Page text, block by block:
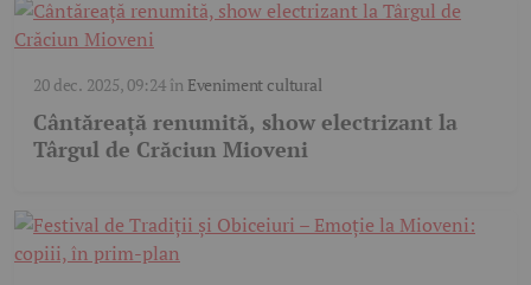
20 dec. 2025, 09:24în Eveniment cultural
Cântăreață renumită, show electrizant la
Târgul de Crăciun Mioveni